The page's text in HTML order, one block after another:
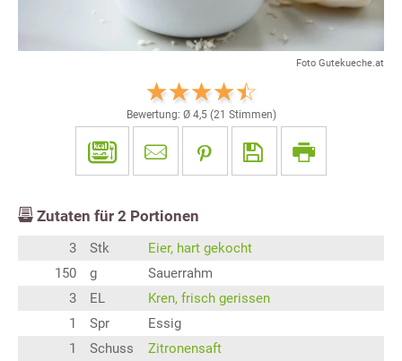
Foto Gutekueche.at
Bewertung: Ø 4,5(21 Stimmen)
Zutaten für 2 Portionen
3 Stk
Eier, hart gekocht
150
g
Sauerrahm
3
EL
Kren, frisch gerissen
1
Spr
Essig
1
Schuss
Zitronensaft